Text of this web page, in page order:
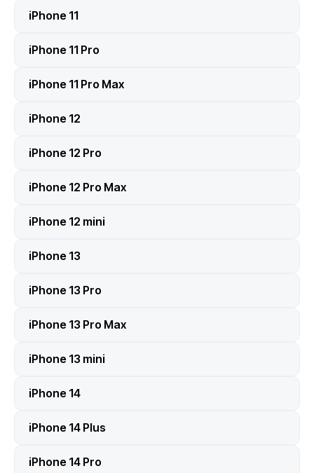
iPhone 11
iPhone 11 Pro
iPhone 11 Pro Max
iPhone 12
iPhone 12 Pro
iPhone 12 Pro Max
iPhone 12 mini
iPhone 13
iPhone 13 Pro
iPhone 13 Pro Max
iPhone 13 mini
iPhone 14
iPhone 14 Plus
iPhone 14 Pro